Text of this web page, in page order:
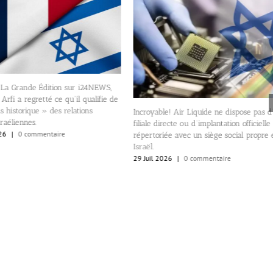
Air Liquide ne dispose pas d’une
ou d’implantation officielle
avec un siège social propre en
Mémorable! L’Ambassadeur d’Israël
un discours à la Fondation France-
29 Juil 2026 | 0 commentaire